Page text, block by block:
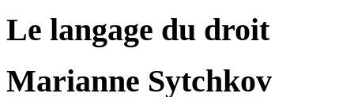
Le langage du droit
Marianne Sytchkov